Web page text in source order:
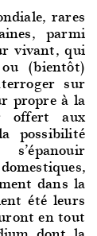
rares
parmi
vivant, qui
(bientôt)
sur
propre à la
offert aux
possibilité
dans la
été leurs
en tout